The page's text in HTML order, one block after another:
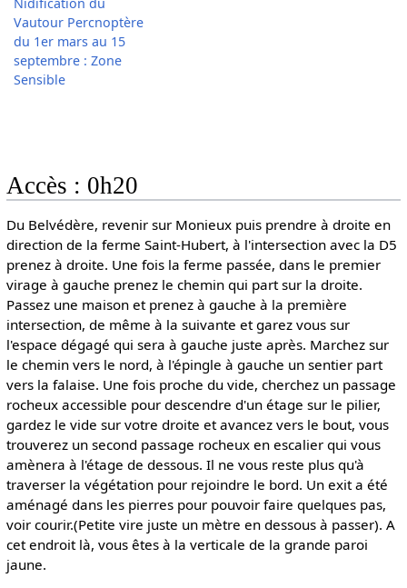
Nidification du
Vautour Percnoptère
du 1er mars au 15
septembre : Zone
Sensible
Accès : 0h20
Du Belvédère, revenir sur Monieux puis prendre à droite en
direction de la ferme Saint-Hubert, à l'intersection avec la D5
prenez à droite. Une fois la ferme passée, dans le premier
virage à gauche prenez le chemin qui part sur la droite.
Passez une maison et prenez à gauche à la première
intersection, de même à la suivante et garez vous sur
l'espace dégagé qui sera à gauche juste après. Marchez sur
le chemin vers le nord, à l'épingle à gauche un sentier part
vers la falaise. Une fois proche du vide, cherchez un passage
rocheux accessible pour descendre d'un étage sur le pilier,
gardez le vide sur votre droite et avancez vers le bout, vous
trouverez un second passage rocheux en escalier qui vous
amènera à l'étage de dessous. Il ne vous reste plus qu'à
traverser la végétation pour rejoindre le bord. Un exit a été
aménagé dans les pierres pour pouvoir faire quelques pas,
voir courir.(Petite vire juste un mètre en dessous à passer). A
cet endroit là, vous êtes à la verticale de la grande paroi
jaune.